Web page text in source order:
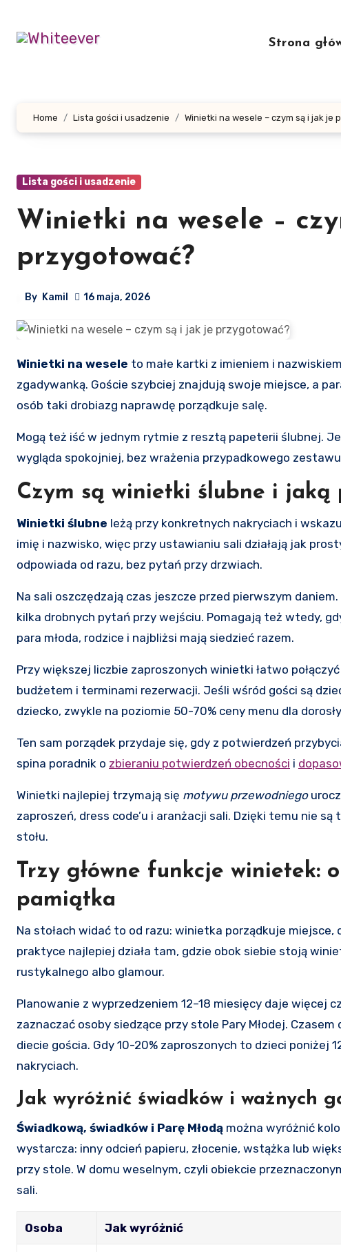
content
Strona
Home Lista gości i usadzenie Winietki na wesele – czym są i jak je
Lista gości i usadzenie
Winietki na wesele –
przygotować?
By Kamil 16 maja, 2026
Winietki na wesele to małe kartki z imieniem i
zgadywanką. Goście szybciej znajdują swoje miejsce, a
osób taki drobiazg naprawdę porządkuje salę.
Mogą też iść w jednym rytmie z resztą papeterii ślubnej.
wygląda spokojniej, bez wrażenia przypadkowego
Czym są winietki ślubne i jaką
Winietki ślubne leżą przy konkretnych nakryciach i
imię i nazwisko, więc przy ustawianiu sali działają jak
odpowiada od razu, bez pytań przy drzwiach.
Na sali oszczędzają czas jeszcze przed pierwszym
kilka drobnych pytań przy wejściu. Pomagają też wtedy,
para młoda, rodzice i najbliżsi mają siedzieć razem.
Przy większej liczbie zaproszonych winietki łatwo
budżetem i terminami rezerwacji. Jeśli wśród gości są
dziecko, zwykle na poziomie 50-70% ceny menu dla
Ten sam porządek przydaje się, gdy z potwierdzeń
spina poradnik o zbieraniu potwierdzeń obecności i
Winietki najlepiej trzymają się motywu przewodniego
zaproszeń, dress code’u i aranżacji sali. Dzięki temu nie
stołu.
Trzy główne funkcje winietek:
pamiątka
Na stołach widać to od razu: winietka porządkuje
praktyce najlepiej działa tam, gdzie obok siebie stoją
rustykalnego albo glamour.
Planowanie z wyprzedzeniem 12–18 miesięcy daje więcej
zaznaczać osoby siedzące przy stole Pary Młodej.
diecie gościa. Gdy 10-20% zaproszonych to dzieci poniżej
nakryciach.
Jak wyróżnić świadków i ważnych
Świadkową, świadków i Parę Młodą można wyróżnić
wystarcza: inny odcień papieru, złocenie, wstążka lub
przy stole. W domu weselnym, czyli obiekcie
sali.
Osoba Jak wyróżnić